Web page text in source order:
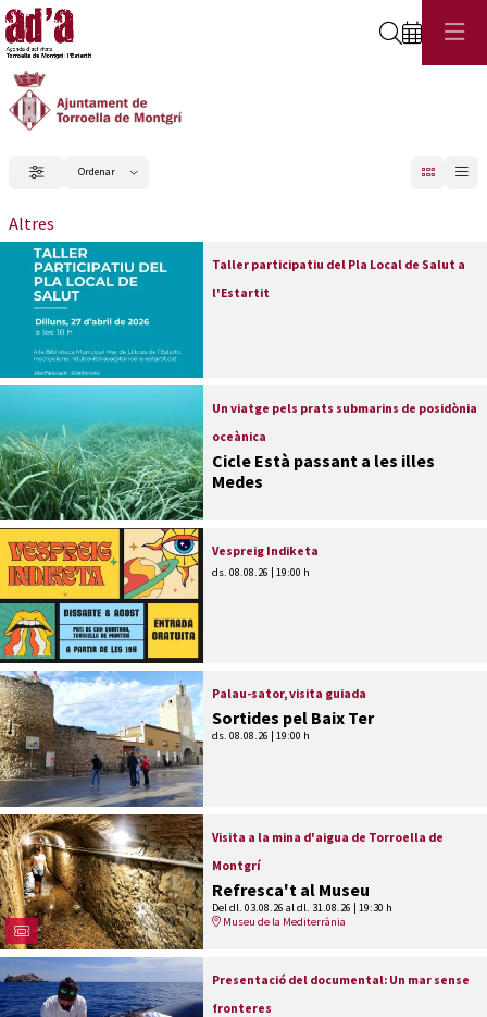
Cerca
Filtrar Ordenar
Altres
Taller participatiu del Pla Local de Salut a
l'Estartit
Un viatge pels prats submarins de posidònia
oceànica
Cicle Està passant a les illes
Medes
Vespreig Indiketa
ds. 08.08.26 | 19:00 h
Palau-sator, visita guiada
Sortides pel Baix Ter
ds. 08.08.26 19:00 h
Visita a la mina d'aigua de Torroella de
Montgrí
Refresca't al Museu
Del dl. 03.08.26 al dl. 31.08.26 | 19:30 h
Museu de la Mediterrània
Presentació del documental: Un mar sense
fronteres